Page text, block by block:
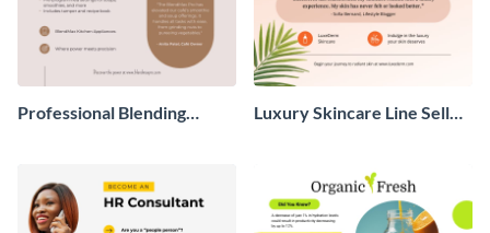
Professional Blending
Luxury Skincare Line Sell